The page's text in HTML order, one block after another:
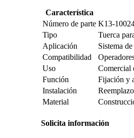
Característica
Número de parte K13-
Tipo
Tuerca
Aplicación
Sistema
Compatibilidad
Uso
Comercial
Función
Fijación y
Instalación
Material
Solicita información